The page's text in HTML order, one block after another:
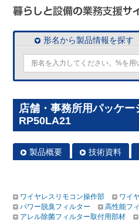
形名から製品情報を探す
店舗・事務所用パッケ
RP50LA21
製品概要 技術資料
ワイヤレスリモコン操作部 ワイ
パワー脱臭フィルター
高性能フ
アレル除菌フィルター取付用部材